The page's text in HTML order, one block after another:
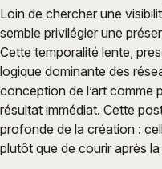
Loin de chercher une
semble privilégier une
Cette temporalité lente,
logique dominante des
conception de l’art comme
résultat immédiat. Cette
profonde de la création :
plutôt que de courir après